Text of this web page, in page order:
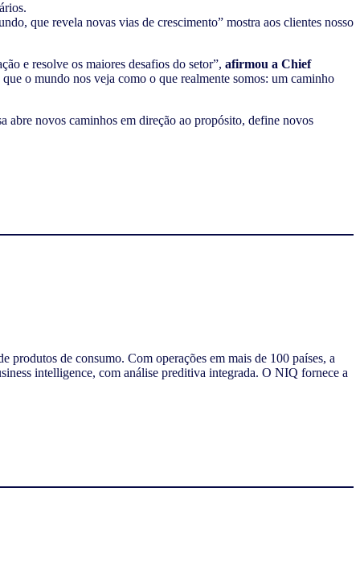
que revela novas vias de crescimento” mostra aos clientes nosso
e resolve os maiores desafios do setor”, afirmou a Chief
o mundo nos veja como o que realmente somos: um caminho
abre novos caminhos em direção ao propósito, define novos
de consumo. Com operações em mais de 100 países, a
intelligence, com análise preditiva integrada. O NIQ fornece a